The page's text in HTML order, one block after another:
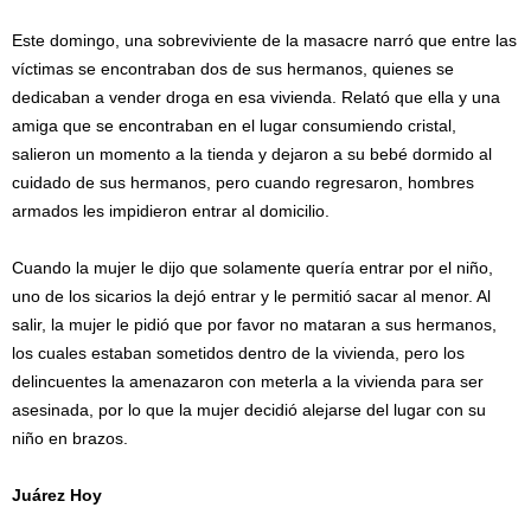
Este domingo, una sobreviviente de la masacre narró que entre las
víctimas se encontraban dos de sus hermanos, quienes se
dedicaban a vender droga en esa vivienda. Relató que ella y una
amiga que se encontraban en el lugar consumiendo cristal,
salieron un momento a la tienda y dejaron a su bebé dormido al
cuidado de sus hermanos, pero cuando regresaron, hombres
armados les impidieron entrar al domicilio.
Cuando la mujer le dijo que solamente quería entrar por el niño,
uno de los sicarios la dejó entrar y le permitió sacar al menor. Al
salir, la mujer le pidió que por favor no mataran a sus hermanos,
los cuales estaban sometidos dentro de la vivienda, pero los
delincuentes la amenazaron con meterla a la vivienda para ser
asesinada, por lo que la mujer decidió alejarse del lugar con su
niño en brazos.
Juárez Hoy